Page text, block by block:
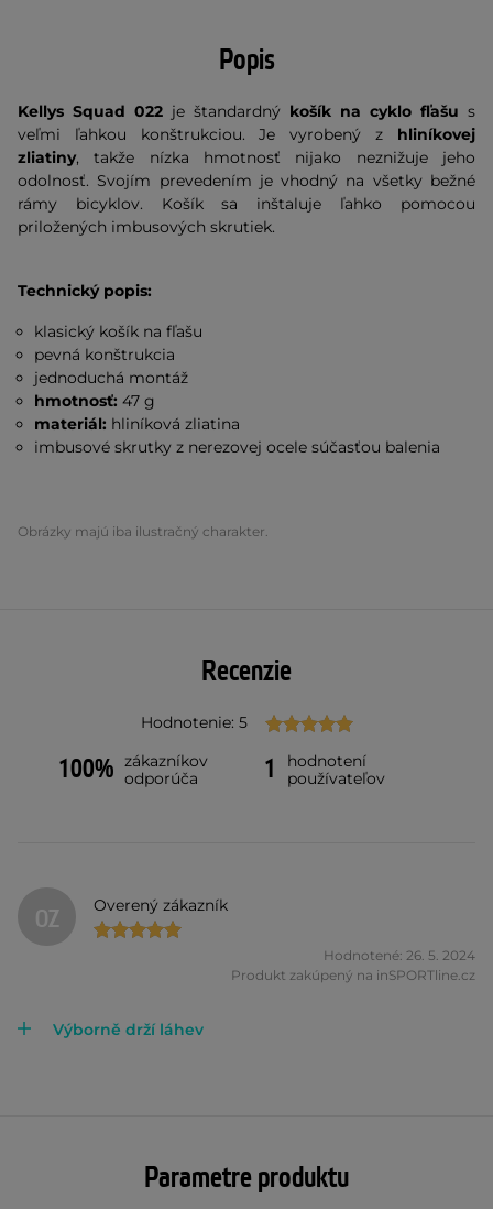
Popis
Kellys Squad 022 je štandardný košík na cyklo fľašu s
veľmi ľahkou konštrukciou. Je vyrobený z hliníkovej
zliatiny, takže nízka hmotnosť nijako neznižuje jeho
odolnosť. Svojím prevedením je vhodný na všetky bežné
rámy bicyklov. Košík sa inštaluje ľahko pomocou
priložených imbusových skrutiek.
Technický popis:
klasický košík na fľašu
pevná konštrukcia
jednoduchá montáž
hmotnosť: 47 g
materiál: hliníková zliatina
imbusové skrutky z nerezovej ocele súčasťou balenia
Obrázky majú iba ilustračný charakter.
Recenzie
Hodnotenie: 5
100% zákazníkov
odporúča
1
hodnotení
používateľov
OZ Overený zákazník
Hodnotené: 26. 5. 2024
Produkt zakúpený na inSPORTline.cz
Výborně drží láhev
Parametre produktu